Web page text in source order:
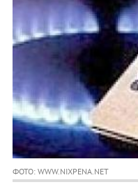
ФОТО: WWW.NIXPENA.NET